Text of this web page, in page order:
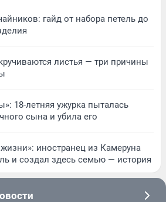
гайд от набора петель до
листья — три причины
18-летняя ужурка пыталась
сына и убила его
иностранец из Камеруна
и создал здесь семью — история